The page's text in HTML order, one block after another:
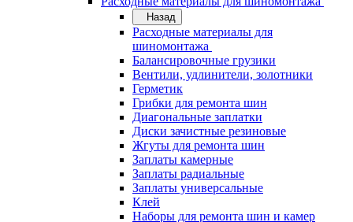
Назад
Расходные материалы для
шиномонтажа
Балансировочные грузики
Вентили, удлинители, золотники
Герметик
Грибки для ремонта шин
Диагональные заплатки
Диски зачистные резиновые
Жгуты для ремонта шин
Заплаты камерные
Заплаты радиальные
Заплаты универсальные
Клей
Наборы для ремонта шин и камер